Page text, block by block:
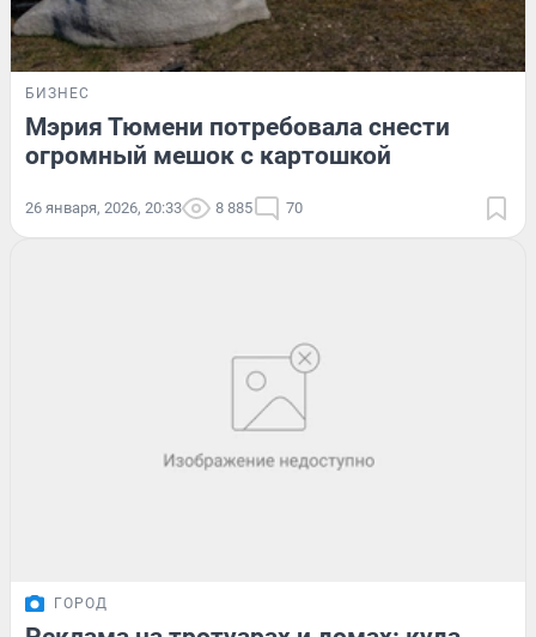
БИЗНЕС
Мэрия Тюмени потребовала снести
огромный мешок с картошкой
26 января, 2026, 20:33 8 885 70
ГОРОД